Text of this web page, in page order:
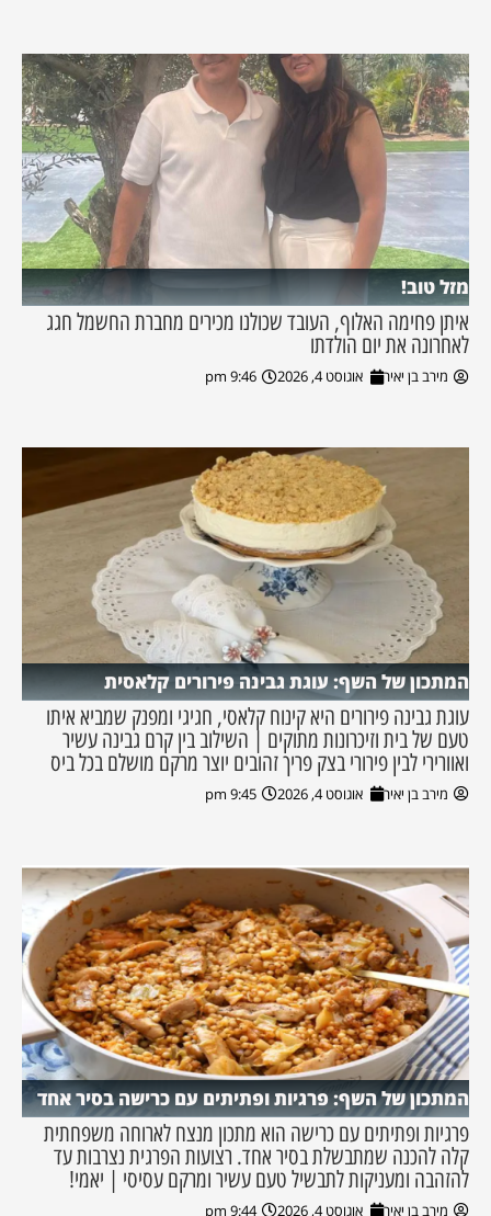
מזל טוב!
איתן פחימה האלוף, העובד שכולנו מכירים מחברת החשמל חגג
לאחרונה את יום הולדתו
מירב בן יאיר אוגוסט 4, 2026 9:46 pm
המתכון של השף: עוגת גבינה פירורים קלאסית
עוגת גבינה פירורים היא קינוח קלאסי, חגיגי ומפנק שמביא איתו
טעם של בית וזיכרונות מתוקים | השילוב בין קרם גבינה עשיר
ואוורירי לבין פירורי בצק פריך זהובים יוצר מרקם מושלם בכל ביס
מירב בן יאיר אוגוסט 4, 2026 9:45 pm
המתכון של השף: פרגיות ופתיתים עם כרישה בסיר אחד
פרגיות ופתיתים עם כרישה הוא מתכון מנצח לארוחה משפחתית
קלה להכנה שמתבשלת בסיר אחד. רצועות הפרגית נצרבות עד
להזהבה ומעניקות לתבשיל טעם עשיר ומרקם עסיסי | יאמי!
מירב בן יאיר אוגוסט 4, 2026 9:44 pm